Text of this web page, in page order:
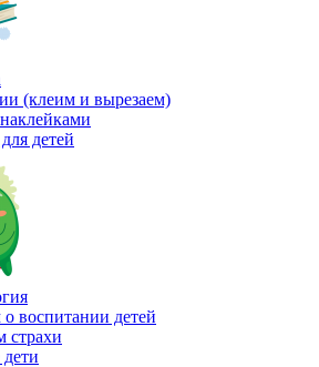
(клеим и вырезаем)
детей
воспитании детей
страхи